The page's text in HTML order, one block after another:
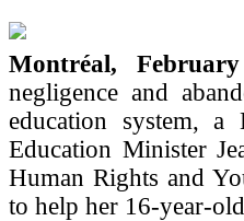
Montréal,
negligence and
education system,
Education Minister
Human Rights and
to help her 16-year-